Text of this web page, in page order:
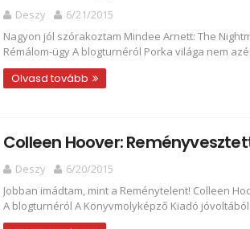
Deszy
6/21/2015
Nagyon jól szórakoztam Mindee Arnett: The
Rémálom-ügy A blogturnéról Porka világa nem
Olvasd tovább
Colleen Hoover:
Deszy
6/20/2015
Jobban imádtam, mint a Reménytelent! Colleen
A blogturnéról A Könyvmolyképző Kiadó